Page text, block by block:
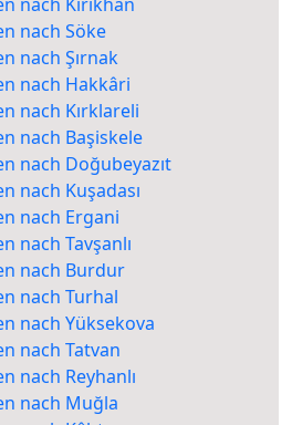
nach Söke
nach Şırnak
nach Hakkâri
nach Kırklareli
nach Başiskele
nach Doğubeyazıt
nach Kuşadası
nach Ergani
nach Tavşanlı
nach Burdur
nach Turhal
nach Yüksekova
nach Tatvan
nach Reyhanlı
nach Muğla